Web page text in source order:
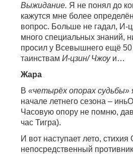
Выжидание. Я не понял до
кажутся мне более
вопрос. Больше не гадал, И-
много специальных знаний,
просил у Всевышнего ещё 50
таинствам И-цзин/ Чжоуи…
Жара
В «четырёх опорах судьбы»
начале летнего сезона –
Часовую опору не помню,
час Тигра).
И вот наступает лето,
непосредственный